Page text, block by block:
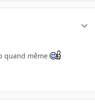
quand même